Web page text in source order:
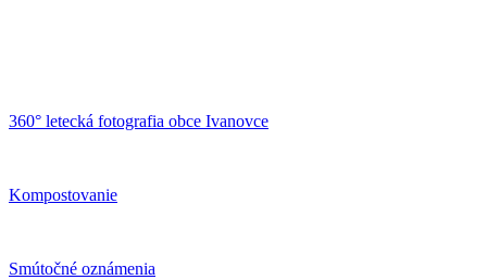
360° letecká fotografia obce Ivanovce
Kompostovanie
Smútočné oznámenia